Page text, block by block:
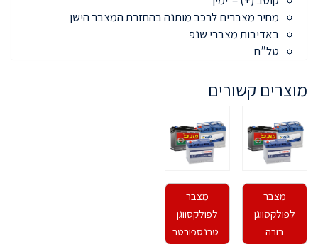
מחיר מצברים לרכב מותנה בהחזרת המצבר הישן
באדיבות מצברי שנפ
טל”ח
מוצרים קשורים
מצבר
לפולקסווגן
בורה
מצבר
לפולקסווגן
טרנספורטר